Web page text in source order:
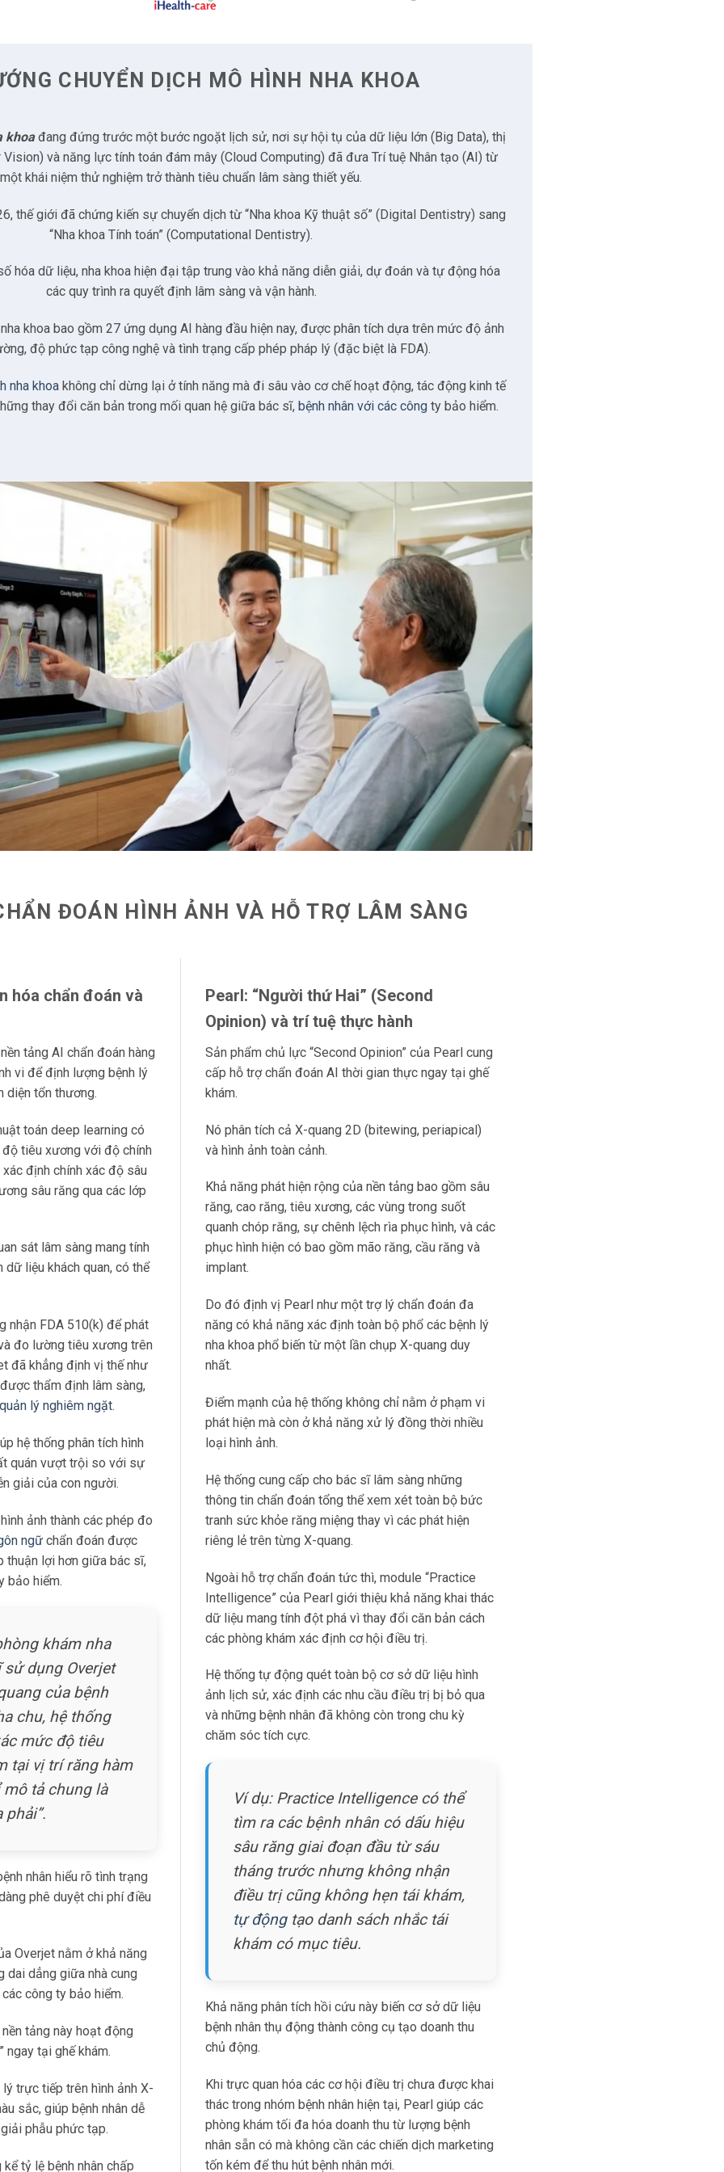
đa phương thức (Giọng nói & Hình ảnh)
phân tích 3D và CBCT
dự báo (Predictive AI)
Tự động hóa chỉnh nha
Phân tích CBCT chuyên sâu
Tích hợp quy trình hình ảnh thông minh
Trí tuệ hệ sinh thái “All-in-One”
cấp thiết kế công nghiệp
Cá nhân hóa và linh hoạt
AI cho In 3D tại ghế
liệu đa phương thức
phẫu thuật Implant
dõi từ xa
Giám sát từ xa
phần cứng và AI
dùng và hệ sinh thái mở
hóa vận hành
hội thoại và chuyển đổi khách hàng
động hóa doanh thu bảo hiểm (RCM)
hóa trải nghiệm bệnh nhân
lâm sàng tương tác
& AI Integration): Nền tảng Hub
CHUYỂN DỊCH MÔ HÌNH NHA KHOA
khoađang đứng trước một bước ngoặt lịch sử, nơi sự hội tụ của dữ liệu lớn (Big Data), thị
và năng lực tính toán đám mây (Cloud Computing) đã đưa Trí tuệ Nhân tạo (AI) từ
một khái niệm thử nghiệm trở thành tiêu chuẩn lâm sàng thiết yếu.
thế giới đã chứng kiến sự chuyển dịch từ “Nha khoa Kỹ thuật số” (Digital Dentistry) sang
“Nha khoa Tính toán” (Computational Dentistry).
hóa dữ liệu, nha khoa hiện đại tập trung vào khả năng diễn giải, dự đoán và tự động hóa
các quy trình ra quyết định lâm sàng và vận hành.
khoa bao gồm 27 ứng dụng AI hàng đầu hiện nay, được phân tích dựa trên mức độ ảnh
độ phức tạp công nghệ và tình trạng cấp phép pháp lý (đặc biệt là FDA).
nha khoa không chỉ dừng lại ở tính năng mà đi sâu vào cơ chế hoạt động, tác động kinh tế
thay đổi căn bản trong mối quan hệ giữa bác sĩ, bệnh nhân với các côngty bảo hiểm.
ĐOÁN HÌNH ẢNH VÀ HỖ TRỢ LÂM SÀNG
hóa chẩn đoán và
tảng AI chẩn đoán hàng
vi để định lượng bệnh lý
diện tổn thương.
toán deep learning có
tiêu xương với độ chính
định chính xác độ sâu
sâu răng qua các lớp
sát lâm sàng mang tính
dữ liệu khách quan, có thể
nhận FDA 510(k) để phát
đo lường tiêu xương trên
đã khẳng định vị thế như
thẩm định lâm sàng,
lý nghiêm ngặt.
hệ thống phân tích hình
quán vượt trội so với sự
giải của con người.
ảnh thành các phép đo
ngữ chẩn đoán được
thuận lợi hơn giữa bác sĩ,
bảo hiểm.
khám nha
dụng Overjet
của bệnh
chu, hệ thống
mức độ tiêu
tại vị trí răng hàm
mô tả chung là
phải”.
nhân hiểu rõ tình trạng
phê duyệt chi phí điều
Overjet nằm ở khả năng
dai dẳng giữa nhà cung
công ty bảo hiểm.
tảng này hoạt động
ngay tại ghế khám.
trực tiếp trên hình ảnh X-
sắc, giúp bệnh nhân dễ
phẫu phức tạp.
tỷ lệ bệnh nhân chấp
Pearl: “Người thứ Hai” (Second
Opinion) và trí tuệ thực hành
Sản phẩm chủ lực “Second Opinion” của Pearl cung
cấp hỗ trợ chẩn đoán AI thời gian thực ngay tại ghế
khám.
Nó phân tích cả X-quang 2D (bitewing, periapical)
và hình ảnh toàn cảnh.
Khả năng phát hiện rộng của nền tảng bao gồm sâu
răng, cao răng, tiêu xương, các vùng trong suốt
quanh chóp răng, sự chênh lệch rìa phục hình, và các
phục hình hiện có bao gồm mão răng, cầu răng và
implant.
Do đó định vị Pearl như một trợ lý chẩn đoán đa
năng có khả năng xác định toàn bộ phổ các bệnh lý
nha khoa phổ biến từ một lần chụp X-quang duy
nhất.
Điểm mạnh của hệ thống không chỉ nằm ở phạm vi
phát hiện mà còn ở khả năng xử lý đồng thời nhiều
loại hình ảnh.
Hệ thống cung cấp cho bác sĩ lâm sàng những
thông tin chẩn đoán tổng thể xem xét toàn bộ bức
tranh sức khỏe răng miệng thay vì các phát hiện
riêng lẻ trên từng X-quang.
Ngoài hỗ trợ chẩn đoán tức thì, module “Practice
Intelligence” của Pearl giới thiệu khả năng khai thác
dữ liệu mang tính đột phá vì thay đổi căn bản cách
các phòng khám xác định cơ hội điều trị.
Hệ thống tự động quét toàn bộ cơ sở dữ liệu hình
ảnh lịch sử, xác định các nhu cầu điều trị bị bỏ qua
và những bệnh nhân đã không còn trong chu kỳ
chăm sóc tích cực.
Ví dụ: Practice Intelligence có thể
tìm ra các bệnh nhân có dấu hiệu
sâu răng giai đoạn đầu từ sáu
tháng trước nhưng không nhận
điều trị cũng không hẹn tái khám,
tự độngtạo danh sách nhắc tái
khám có mục tiêu.
Khả năng phân tích hồi cứu này biến cơ sở dữ liệu
bệnh nhân thụ động thành công cụ tạo doanh thu
chủ động.
Khi trực quan hóa các cơ hội điều trị chưa được khai
thác trong nhóm bệnh nhân hiện tại, Pearl giúp các
phòng khám tối đa hóa doanh thu từ lượng bệnh
nhân sẵn có mà không cần các chiến dịch marketing
tốn kém để thu hút bệnh nhân mới.